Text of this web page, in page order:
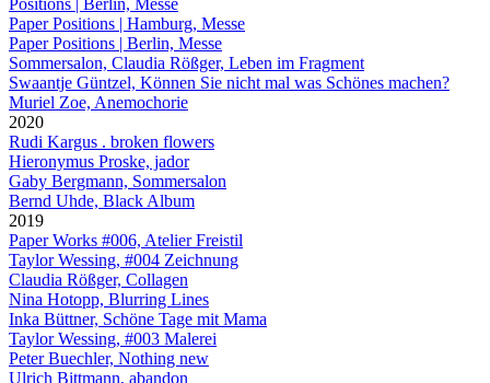
Positions | Berlin, Messe
Paper Positions | Hamburg, Messe
Paper Positions | Berlin, Messe
Sommersalon, Claudia Rößger, Leben im Fragment
Swaantje Güntzel, Können Sie nicht mal was Schönes machen?
Muriel Zoe, Anemochorie
2020
Rudi Kargus . broken flowers
Hieronymus Proske, jador
Gaby Bergmann, Sommersalon
Bernd Uhde, Black Album
2019
Paper Works #006, Atelier Freistil
Taylor Wessing, #004 Zeichnung
Claudia Rößger, Collagen
Nina Hotopp, Blurring Lines
Inka Büttner, Schöne Tage mit Mama
Taylor Wessing, #003 Malerei
Peter Buechler, Nothing new
Ulrich Bittmann, abandon